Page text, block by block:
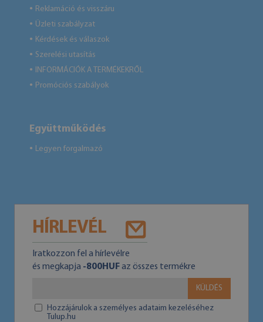
● Reklamáció és visszáru
● Üzleti szabályzat
● Kérdések és válaszok
● Szerelési utasítás
● INFORMÁCIÓK A TERMÉKEKRŐL
● Promóciós szabályok
Együttműködés
● Legyen forgalmazó
HÍRLEVÉL
Iratkozzon fel a hírlevélre
és megkapja -800HUFaz összes termékre
KÜLDÉS
Hozzájárulok a személyes adataim kezeléséhez
Tulup.hu